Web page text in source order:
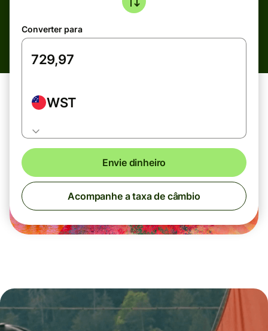
Converter para
WST
Envie dinheiro
Acompanhe a taxa de câmbio